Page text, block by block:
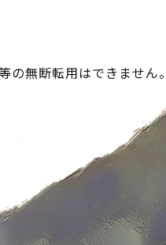
無断転用はできません。